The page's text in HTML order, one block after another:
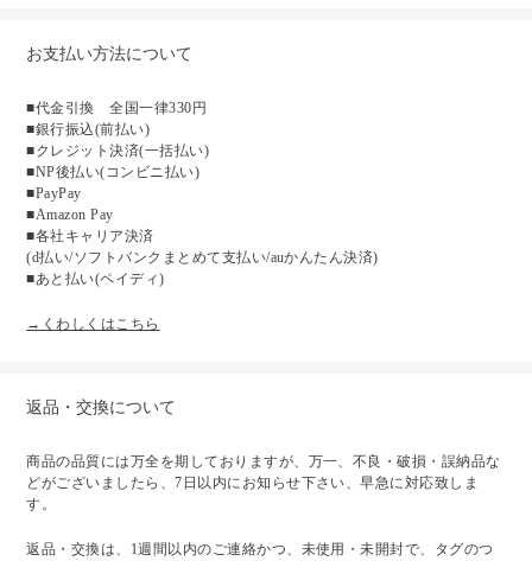
お支払い方法について
■代金引換 全国一律330円
■銀行振込(前払い)
■クレジット決済(一括払い)
■NP後払い(コンビニ払い)
■PayPay
■Amazon Pay
■各社キャリア決済
(d払い/ソフトバンクまとめて支払い/auかんたん決済)
■あと払い(ペイディ)
→くわしくはこちら
返品・交換について
商品の品質には万全を期しておりますが、万一、不良・破損・誤納品な
どがございましたら、7日以内にお知らせ下さい、早急に対応致しま
す。
返品・交換は、1週間以内のご連絡かつ、未使用・未開封で、タグのつ